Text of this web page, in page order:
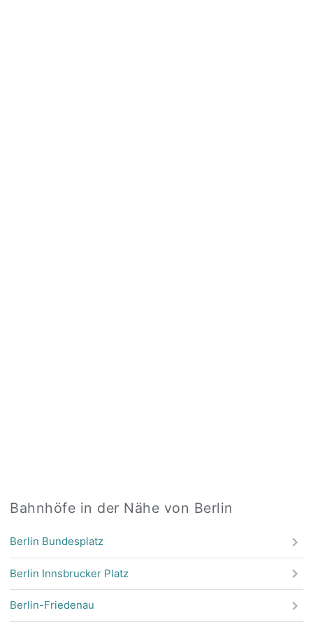
Bahnhöfe in der Nähe von Berlin
Berlin Bundesplatz
Berlin Innsbrucker Platz
Berlin-Friedenau